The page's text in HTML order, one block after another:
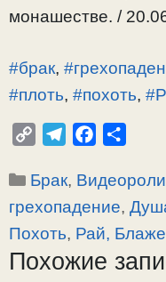
монашестве. /
#брак,
#плоть, #похоть,
p
y
n
l
e
a
c
e
b
o
п
р
и
Рубрики
Брак,
грехопадение,
Похоть, Рай,
Похожие